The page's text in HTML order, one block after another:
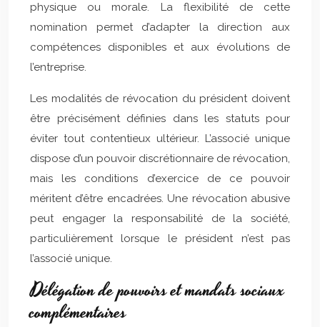
physique ou morale. La flexibilité de cette
nomination permet d’adapter la direction aux
compétences disponibles et aux évolutions de
l’entreprise.
Les modalités de révocation du président doivent
être précisément définies dans les statuts pour
éviter tout contentieux ultérieur. L’associé unique
dispose d’un pouvoir discrétionnaire de révocation,
mais les conditions d’exercice de ce pouvoir
méritent d’être encadrées. Une révocation abusive
peut engager la responsabilité de la société,
particulièrement lorsque le président n’est pas
l’associé unique.
Délégation de pouvoirs et mandats sociaux
complémentaires